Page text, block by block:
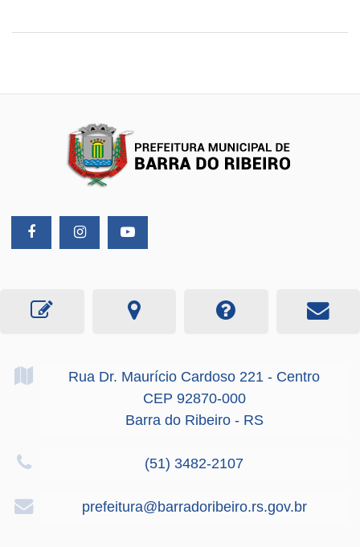
Rua Dr. Maurício Cardoso 221 - Centro
CEP 92870-000
Barra do Ribeiro - RS
(51) 3482-2107
prefeitura@barradoribeiro.rs.gov.br